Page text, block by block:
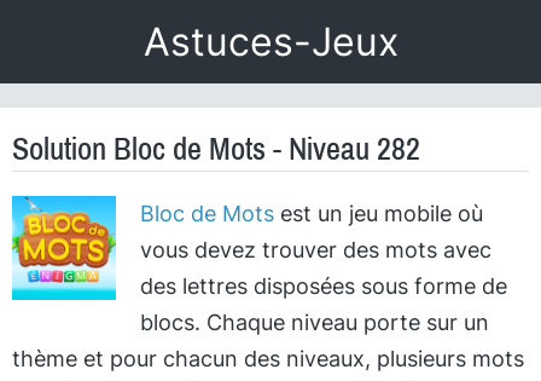
Astuces-Jeux
Solution Bloc de Mots - Niveau 282
Bloc de Motsest un jeu mobile où
vous devez trouver des mots avec
des lettres disposées sous forme de
blocs. Chaque niveau porte sur un
thème et pour chacun des niveaux, plusieurs mots